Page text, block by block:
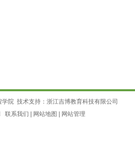
院 技术支持： 浙江吉博教育科技有限公司
联系我们 | 网站地图 | 网站管理